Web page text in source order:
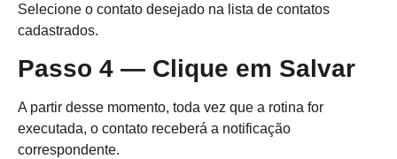
Selecione o contato desejado na lista de contatos
cadastrados.
Passo 4 — Clique em Salvar
A partir desse momento, toda vez que a rotina for
executada, o contato receberá a notificação
correspondente.